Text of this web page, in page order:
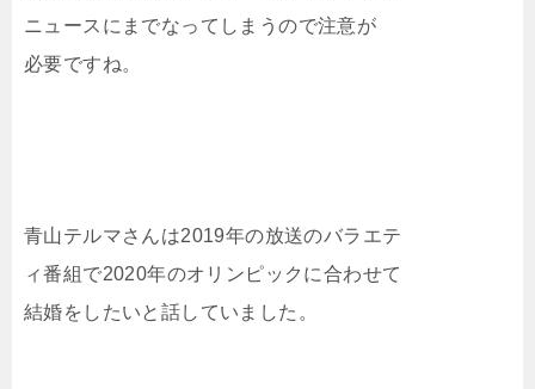
ニュースにまでなってしまうので注意が
必要ですね。
青山テルマさんは2019年の放送のバラエテ
ィ番組で2020年のオリンピックに合わせて
結婚をしたいと話していました。